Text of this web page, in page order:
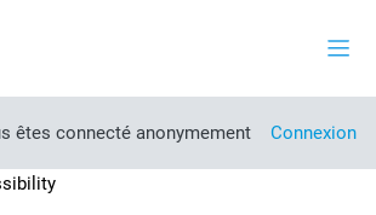
êtes connecté anonymement Connexion